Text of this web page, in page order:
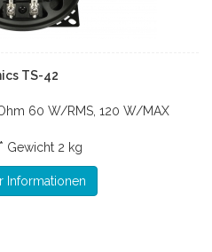
TS-42
60 W/RMS, 120 W/MAX
Gewicht 2 kg
Informationen